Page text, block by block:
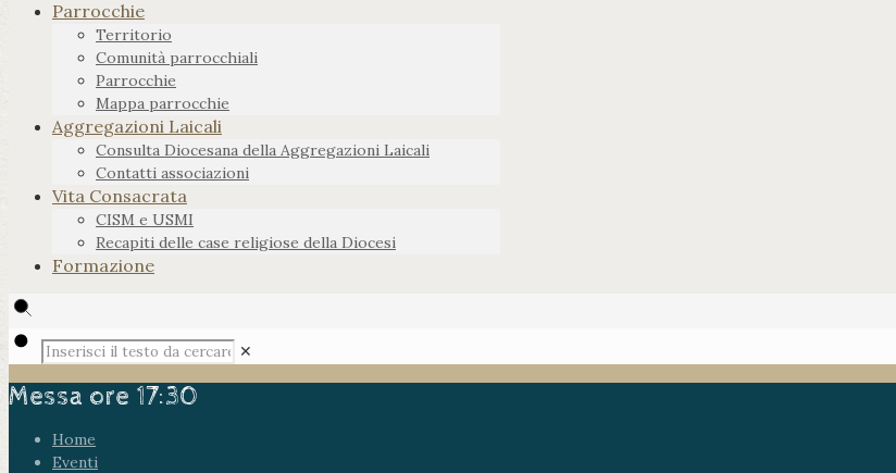
Parrocchie
Territorio
Comunità parrocchiali
Parrocchie
Mappa parrocchie
Aggregazioni Laicali
Consulta Diocesana della Aggregazioni Laicali
Contatti associazioni
Vita Consacrata
CISM e USMI
Recapiti delle case religiose della Diocesi
Formazione
✕
Messa ore 17:30
Home
Eventi